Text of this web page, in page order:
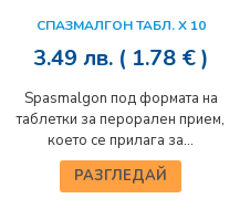
СПАЗМАЛГОН ТАБЛ. Х 10
3.49 лв. ( 1.78 € )
Spasmalgon под формата на
таблетки за перорален прием,
което се прилага за...
РАЗГЛЕДАЙ